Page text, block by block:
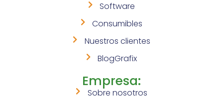
Software
Consumibles
Nuestros clientes
BlogGrafix
Empresa:
Sobre nosotros